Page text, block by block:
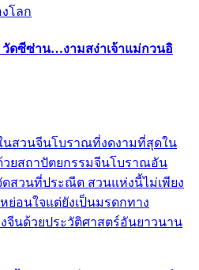
โลก
| วัดซีซ่าน…งามสง่าเจ้าแม่กวนอิ
นสวนจีนโบราณที่งดงามที่สุดใน
ด้วยสถาปัตยกรรมจีนโบราณอัน
ดสวนที่ประณีต สวนแห่งนี้ไม่เพียง
อนใจแต่ยังเป็นมรดกทาง
นด้วยประวัติศาสตร์อันยาวนาน